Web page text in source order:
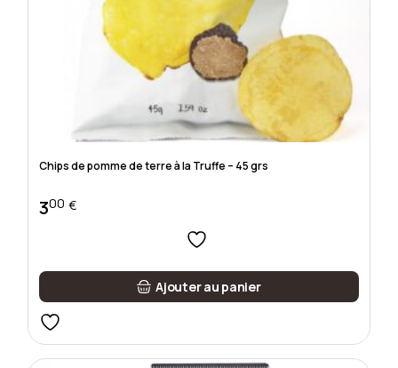
Chips de pomme de terre à la Truffe – 45 grs
300 €
Ajouter au panier